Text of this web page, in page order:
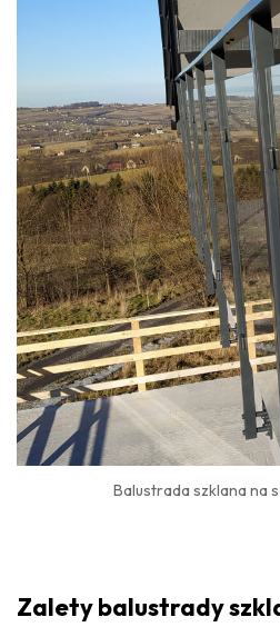
Balustrada szklana na
Zalety balustrady